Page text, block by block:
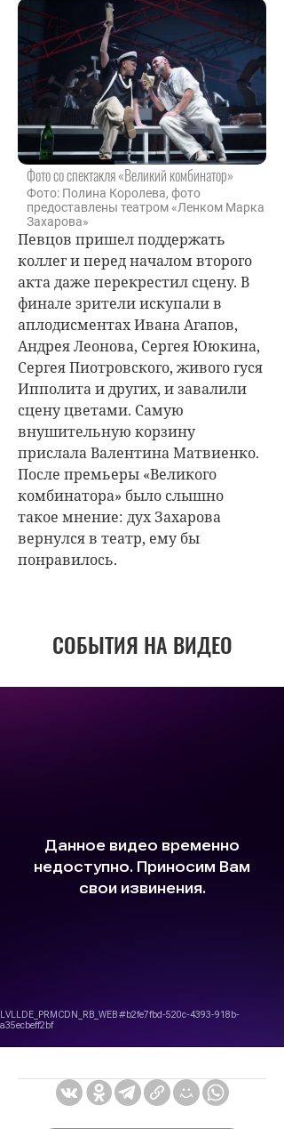
Фото со спектакля «Великий комбинатор»
Фото: Полина Королева, фото
предоставлены театром «Ленком Марка
Захарова»
Певцов пришел поддержать
коллег и перед началом второго
акта даже перекрестил сцену. В
финале зрители искупали в
аплодисментах Ивана Агапов,
Андрея Леонова, Сергея Ююкина,
Сергея Пиотровского, живого гуся
Ипполита и других, и завалили
сцену цветами. Самую
внушительную корзину
прислала Валентина Матвиенко.
После премьеры «Великого
комбинатора» было слышно
такое мнение: дух Захарова
вернулся в театр, ему бы
понравилось.
СОБЫТИЯ НА ВИДЕО